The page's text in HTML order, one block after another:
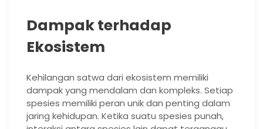
Dampak terhadap
Ekosistem
Kehilangan satwa dari ekosistem memiliki
dampak yang mendalam dan kompleks. Setiap
spesies memiliki peran unik dan penting dalam
jaring kehidupan. Ketika suatu spesies punah,